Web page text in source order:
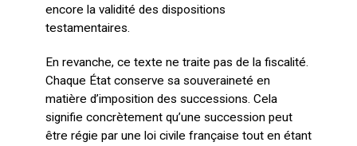
encore la validité des dispositions
testamentaires.
En revanche, ce texte ne traite pas de la fiscalité.
Chaque État conserve sa souveraineté en
matière d’imposition des successions. Cela
signifie concrètement qu’une succession peut
être régie par une loi civile française tout en étant